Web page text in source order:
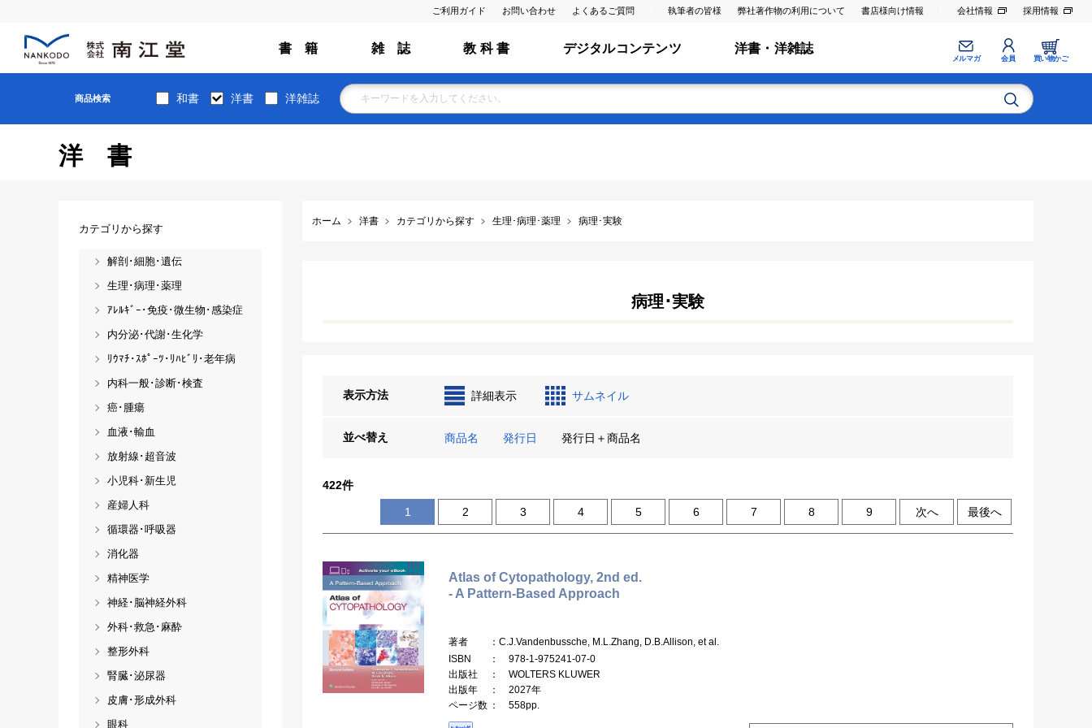
ご利用ガイド お問い合わせ よくあるご質問 執筆者の皆様 弊社著作物の利用について 書店様向け情報 会社情報 採用情報
書 籍 雑 誌 教 科 書 デジタルコンテンツ 洋書・洋雑誌
メルマガ 会員 買い物かご
商品検索 和書 洋書 洋雑誌
洋書
ホーム 洋書 カテゴリから探す 生理･病理･薬理 病理･実験
病理･実験
表示方法 詳細表示 サムネイル
並べ替え 商品名 発行日 発行日＋商品名
422件
1 2 3 4 5 6 7 8 9 次へ 最後へ
Atlas of Cytopathology, 2nd ed.
- A Pattern-Based Approach
著者
：C.J.Vandenbussche, M.L.Zhang, D.B.Allison, et al.
ISBN
： 978-1-975241-07-0
出版社
： WOLTERS KLUWER
出版年
： 2027年
ページ数 ： 558pp.
カテゴリから探す
解剖･細胞･遺伝
生理･病理･薬理
ｱﾚﾙｷﾞｰ･免疫･微生物･感染症
内分泌･代謝･生化学
ﾘｳﾏﾁ･ｽﾎﾟｰﾂ･ﾘﾊﾋﾞﾘ･老年病
内科一般･診断･検査
癌･腫瘍
血液･輸血
放射線･超音波
小児科･新生児
産婦人科
循環器･呼吸器
消化器
精神医学
神経･脳神経外科
外科･救急･麻酔
整形外科
腎臓･泌尿器
皮膚･形成外科
眼科